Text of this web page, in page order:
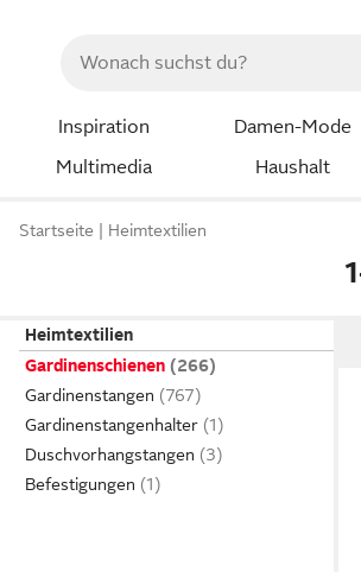
Inspiration Damen-Mode
Multimedia
Haushalt
Startseite Heimtextilien
Heimtextilien
Gardinenschienen
Gardinenstangen
Gardinenstangenhalter
Duschvorhangstangen
Befestigungen